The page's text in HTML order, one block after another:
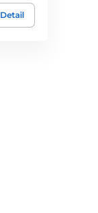
Detail